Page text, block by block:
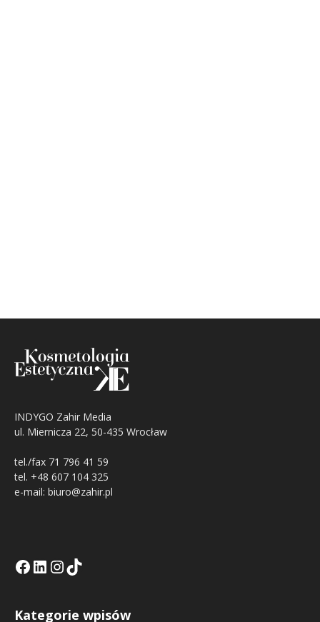
INDYGO Zahir Media
ul. Miernicza 22, 50-435 Wrocław
tel./fax 71 796 41 59
tel. +48 607 104 325
e-mail: biuro@zahir.pl
Facebook
LinkedIn
Tik Tok KEInstagramm KE
Kategorie wpisów